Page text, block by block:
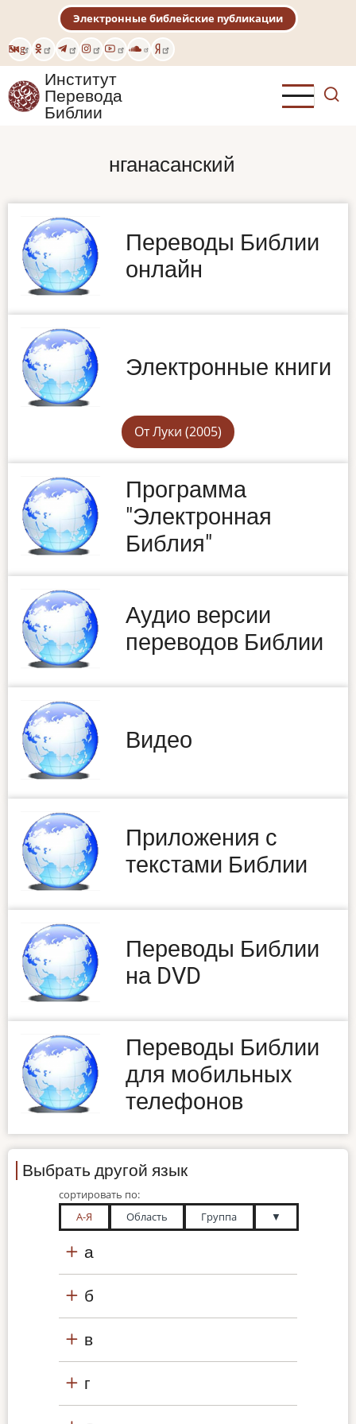
основному
содержанию
Eng
Электронные библейские публикации
Институт
Перевода
Библии
нганасанский
Переводы Библии
онлайн
Электронные книги
От Луки (2005)
Программа
"Электронная
Библия"
Аудио версии
переводов Библии
Видео
Приложения с
текстами Библии
Переводы Библии
на DVD
Переводы Библии
для мобильных
телефонов
Выбрать другой язык
сортировать по:
А-Я
Область Группа ▼
а
б
в
г